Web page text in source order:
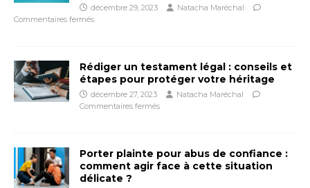
décembre 29, 2023
Natacha Maréchal
Commentaires fermés
Rédiger un testament légal : conseils et
étapes pour protéger votre héritage
décembre 27, 2023
Natacha Maréchal
Commentaires fermés
Porter plainte pour abus de confiance :
comment agir face à cette situation
délicate ?